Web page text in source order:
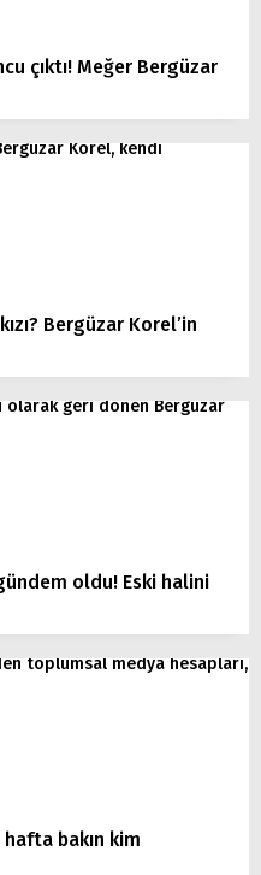
çıktı! Meğer Bergüzar
Bergüzar Korel’in
oldu! Eski halini
bakın kim